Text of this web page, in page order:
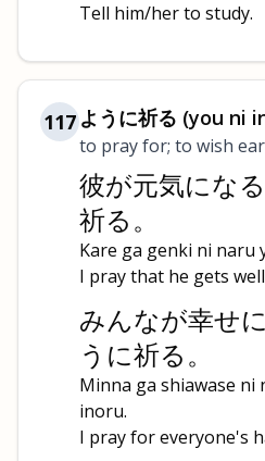
Tell him/her to study.
117 ように祈る (you ni
to pray for; to wish
彼が元気にな
祈る。
Kare ga genki ni naru
I pray that he gets
みんなが幸せ
うに祈る。
Minna ga shiawase ni
inoru.
I pray for everyone's